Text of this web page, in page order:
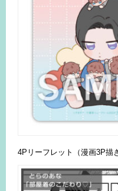
4Pリーフレット（漫画3P描